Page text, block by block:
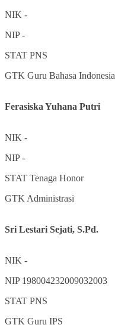
NIK -
NIP-
STAT PNS
GTK Guru Bahasa Indonesia
Ferasiska Yuhana Putri
NIK -
NIP-
STAT Tenaga Honor
GTK Administrasi
Sri Lestari Sejati, S.Pd.
NIK -
NIP 198004232009032003
STAT PNS
GTK Guru IPS